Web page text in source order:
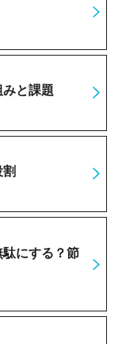
と課題
にする？節